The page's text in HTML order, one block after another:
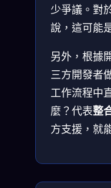
少爭議。對
說，這可能
另外，根據
三方開發者
工作流程中
麼？代表整
方支援，就